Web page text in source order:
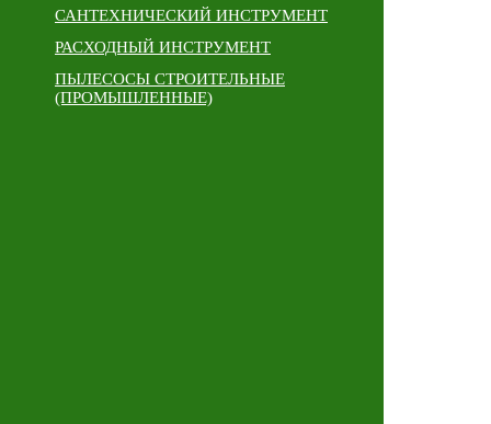
САНТЕХНИЧЕСКИЙ ИНСТРУМЕНТ
РАСХОДНЫЙ ИНСТРУМЕНТ
ПЫЛЕСОСЫ СТРОИТЕЛЬНЫЕ
(ПРОМЫШЛЕННЫЕ)